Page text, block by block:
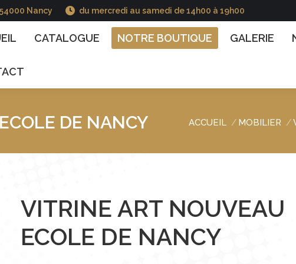
Nancy du mercredi au samedi de 14h00 à 19h00
CATALOGUE NOTRE BOUTIQUE GALERIE
DE NANCY Vous êtes ici :
ACCUEIL MOBILIER
VITRINE ART NOUVEAU
ECOLE DE NANCY
NOTRE BOUTIQUE GALERIE NOS